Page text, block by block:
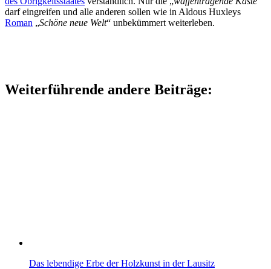
darf eingreifen und alle anderen sollen wie in Aldous Huxleys
Roman „Schöne neue Welt“ unbekümmert weiterleben.
Weiterführende andere Beiträge:
Das lebendige Erbe der Holzkunst in der Lausitz